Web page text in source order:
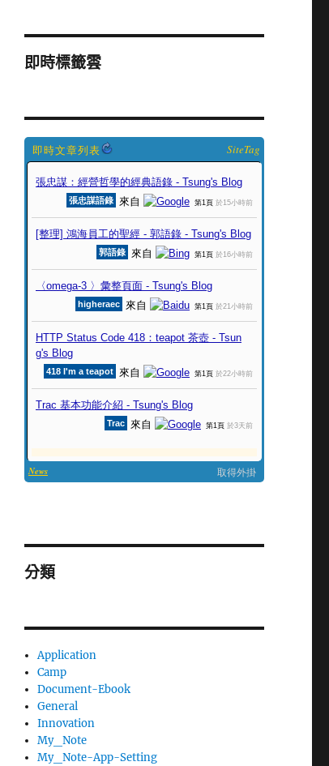
即時標籤雲
SiteTag
分類
Application
Camp
Document-Ebook
General
Innovation
My_Note
My_Note-App-Setting